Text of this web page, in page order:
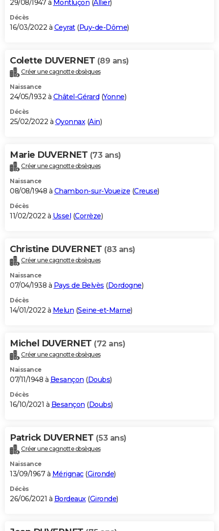
29/08/1947 à Montluçon (Allier)
Décès
16/03/2022 à Ceyrat(Puy-de-Dôme)
Colette DUVERNET (89 ans)
Créer une cagnotte obsèques
Naissance
24/05/1932 à Châtel-Gérard (Yonne)
Décès
25/02/2022 à Oyonnax(Ain)
Marie DUVERNET (73 ans)
Créer une cagnotte obsèques
Naissance
08/08/1948 à Chambon-sur-Voueize (Creuse)
Décès
11/02/2022 à Ussel (Corrèze)
Christine DUVERNET (83 ans)
Créer une cagnotte obsèques
Naissance
07/04/1938 à Pays de Belvès (Dordogne)
Décès
14/01/2022 à Melun (Seine-et-Marne)
Michel DUVERNET (72 ans)
Créer une cagnotte obsèques
Naissance
07/11/1948 à Besançon (Doubs)
Décès
16/10/2021 à Besançon (Doubs)
Patrick DUVERNET (53 ans)
Créer une cagnotte obsèques
Naissance
13/09/1967 à Mérignac(Gironde)
Décès
26/06/2021 à Bordeaux (Gironde)